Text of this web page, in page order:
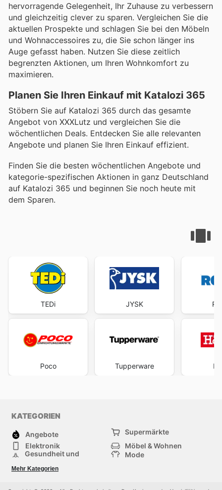
hervorragende Gelegenheit, Ihr Zuhause zu verbessern
und gleichzeitig clever zu sparen. Vergleichen Sie die
aktuellen Prospekte und schlagen Sie bei den Möbeln
und Wohnaccessoires zu, die Sie schon länger ins
Auge gefasst haben. Nutzen Sie diese zeitlich
begrenzten Aktionen, um Ihren Wohnkomfort zu
maximieren.
Planen Sie Ihren Einkauf mit Katalozi 365
Stöbern Sie auf Katalozi 365 durch das gesamte
Angebot von XXXLutz und vergleichen Sie die
wöchentlichen Deals. Entdecken Sie alle relevanten
Angebote und planen Sie Ihren Einkauf effizient.
Finden Sie die besten wöchentlichen Angebote und
kategorie-spezifischen Aktionen in ganz Deutschland
auf Katalozi 365 und beginnen Sie noch heute mit
dem Sparen.
TEDi
Poco
JYSK
Tupperware
KATEGORIEN
Angebote
Supermärkte
Elektronik
Möbel & Wohnen
Gesundheit und
Mode
Sportartikel und
Sportbekleidung
Mehr Kategorien